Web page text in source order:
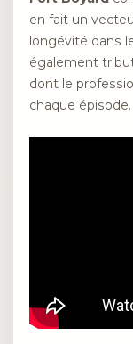
en fait un
longévité dans
également
dont le
chaque épisode.